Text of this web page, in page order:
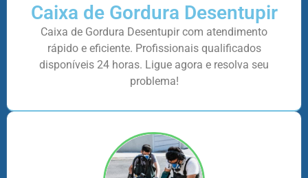
Caixa de Gordura Desentupir
Caixa de Gordura Desentupir com atendimento
rápido e eficiente. Profissionais qualificados
disponíveis 24 horas. Ligue agora e resolva seu
problema!